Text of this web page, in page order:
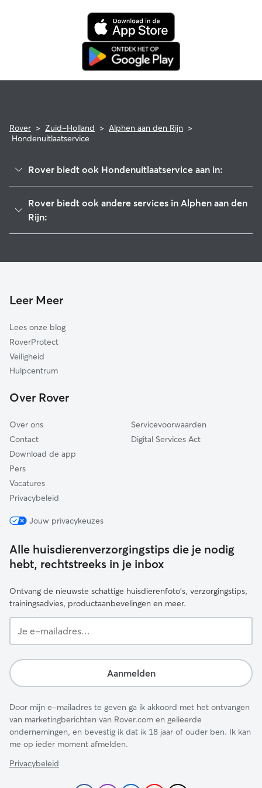
Rover > Zuid-Holland > Alphen aan den Rijn >
Hondenuitlaatservice
Rover biedt ook Hondenuitlaatservice aan in:
Zoeterwoude
Waddinxveen
Leiden
Voorschoten
Oegstgeest
Rover biedt ook andere services in Alphen aan den
Rijn:
Leer Meer
Lees onze blog
RoverProtect
Veiligheid
Hulpcentrum
Over Rover
Over ons
Contact
Download de app
Pers
Vacatures
Privacybeleid
Servicevoorwaarden
Digital Services Act
Jouw privacykeuzes
Alle huisdierenverzorgingstips die je nodig
hebt, rechtstreeks in je inbox
Ontvang de nieuwste schattige huisdierenfoto's, verzorgingstips,
trainingsadvies, productaanbevelingen en meer.
e-
Aanmelden
Door mijn e-mailadres te geven ga ik akkoord met het ontvangen
van marketingberichten van Rover.com en gelieerde
ondernemingen, en bevestig ik dat ik 18 jaar of ouder ben. Ik kan
me op ieder moment afmelden.
Privacybeleid